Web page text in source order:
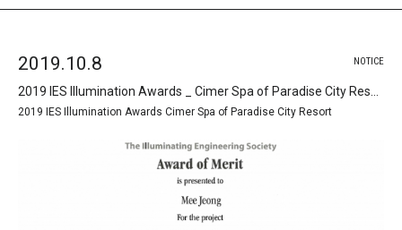
2019.10.8
2019 IES Illumination Awards _ Cimer Spa of Paradise City Resort
2019 IES Illumination Awards Cimer Spa of Paradise City Resort
NOTICE